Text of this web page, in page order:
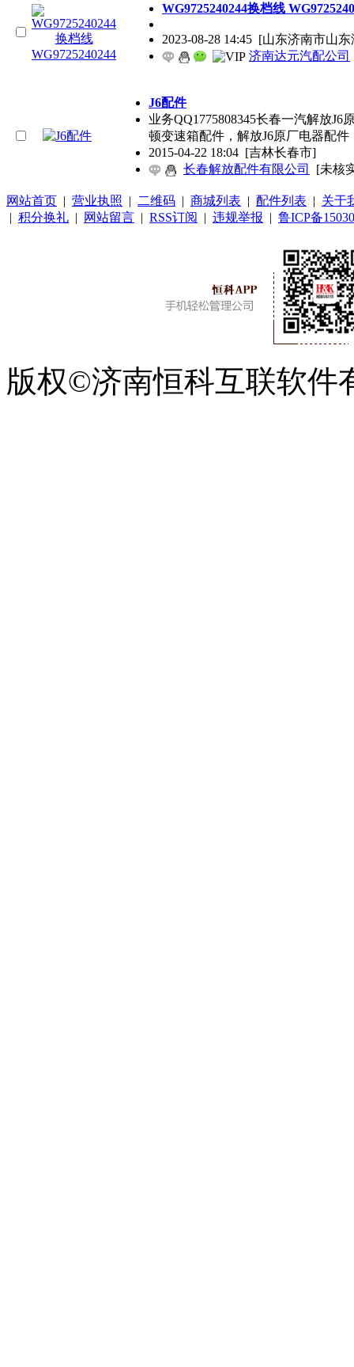
WG9725240244换档线
2023-08-28 14:45 [山东济南市山
济南达元汽配公司
J6配件
业务QQ1775808345长春一汽解放J6
顿变速箱配件，解放J6原厂电器配件
2015-04-22 18:04 [吉林长春市]
长春解放配件有限公司
[未核
网站首页 | 营业执照 | 二维码 | 商城列表 | 配件列表 | 关于
| 积分换礼 | 网站留言 | RSS订阅 | 违规举报 | 鲁ICP备
版权©济南恒科互联软件